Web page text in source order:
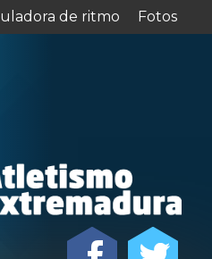
de ritmo
Fotos